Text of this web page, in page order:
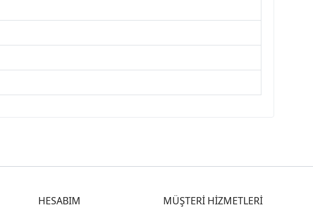
HESABIM MÜŞTERİ HİZMETLERİ